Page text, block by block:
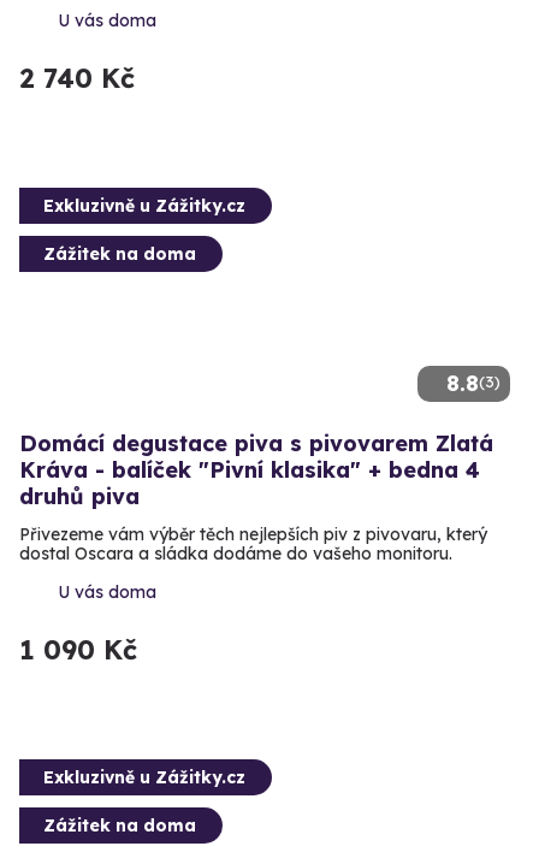
U vás doma
2 740 Kč
8.8(3)
Exkluzivně u Zážitky.cz
Zážitek na doma
Domácí degustace piva s pivovarem Zlatá
Kráva - balíček "Pivní klasika" + bedna 4
druhů piva
Přivezeme vám výběr těch nejlepších piv z pivovaru, který
dostal Oscara a sládka dodáme do vašeho monitoru.
U vás doma
1 090 Kč
Exkluzivně u Zážitky.cz
Zážitek na doma